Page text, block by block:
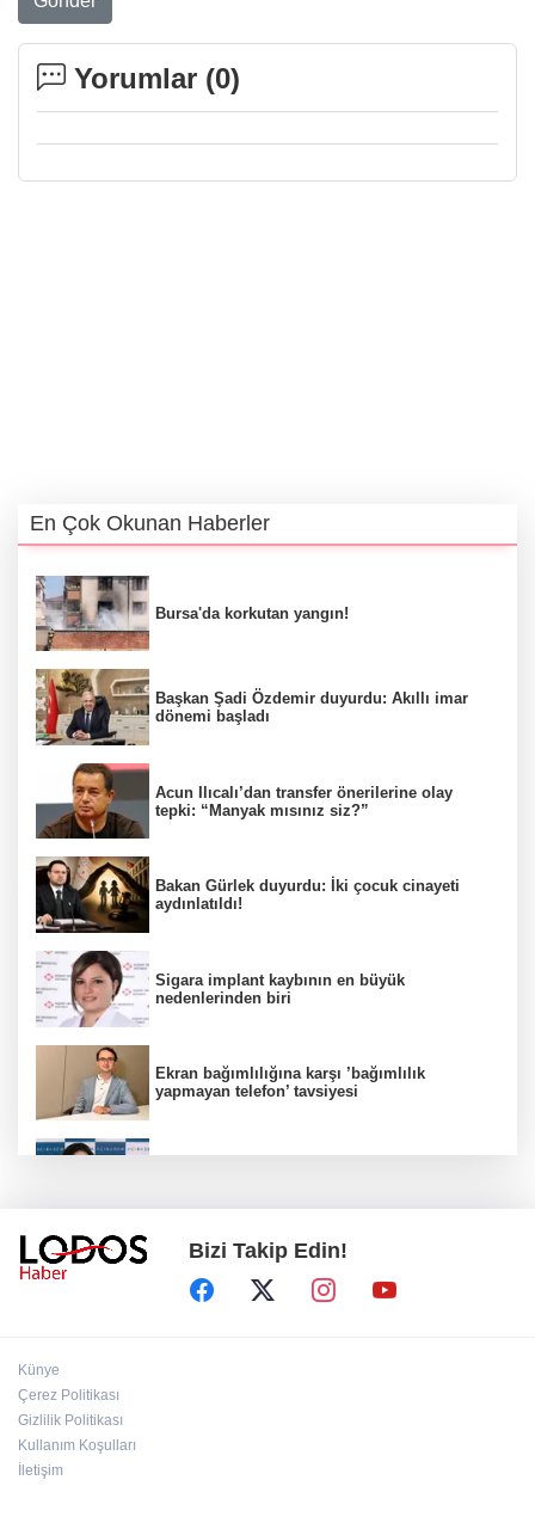
Yorumlar (0)
En Çok Okunan Haberler
Bursa'da korkutan yangın!
Başkan Şadi Özdemir duyurdu: Akıllı imar
dönemi başladı
Acun Ilıcalı’dan transfer önerilerine olay
tepki: “Manyak mısınız siz?”
Bakan Gürlek duyurdu: İki çocuk cinayeti
aydınlatıldı!
Sigara implant kaybının en büyük
nedenlerinden biri
Ekran bağımlılığına karşı ’bağımlılık
yapmayan telefon’ tavsiyesi
2 çocuğun ölümünde gerçek ortaya çıktı!
Gürlek açıkladı!
Bizi Takip Edin!
Künye
Çerez Politikası
Gizlilik Politikası
Kullanım Koşulları
İletişim